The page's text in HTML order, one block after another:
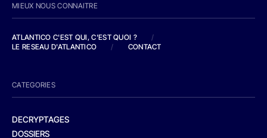
MIEUX NOUS CONNAITRE
ATLANTICO C'EST QUI, C'EST QUOI ?
/
LE RESEAU D'ATLANTICO
/ CONTACT
CATEGORIES
DECRYPTAGES
DOSSIERS